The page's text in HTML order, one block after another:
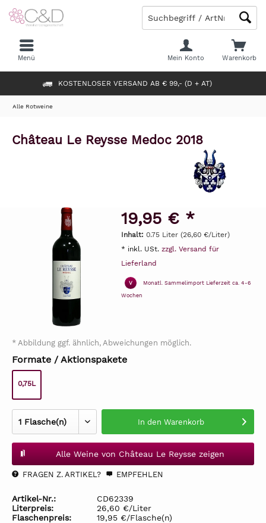
KOSTENLOSER VERSAND AB € 99,- (D + AT)
Warenkorb
Mein Konto
Menü
Alle Rotweine
Château Le Reysse Medoc 2018
19,95 € *
Inhalt: 0.75 Liter (26,60 €/Liter)
* inkl. USt. zzgl. Versand für
Lieferland
V Monatl. Sammelimport Lieferzeit ca. 4-6
Wochen
* Abbildung ggf. ähnlich, Abweichungen möglich.
Formate / Aktionspakete
0,75L
In den Warenkorb
Alle Weine von Château Le Reysse zeigen
FRAGEN Z. ARTIKEL? EMPFEHLEN
Artikel-Nr.:
CD62339
Literpreis:
26,60 €/Liter
Flaschenpreis:
19,95 €/Flasche(n)